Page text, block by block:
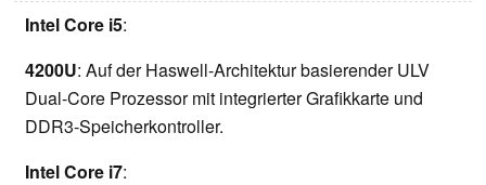
Intel Core i5:
4200U: Auf der Haswell-Architektur basierender ULV
Dual-Core Prozessor mit integrierter Grafikkarte und
DDR3-Speicherkontroller.
Intel Core i7: